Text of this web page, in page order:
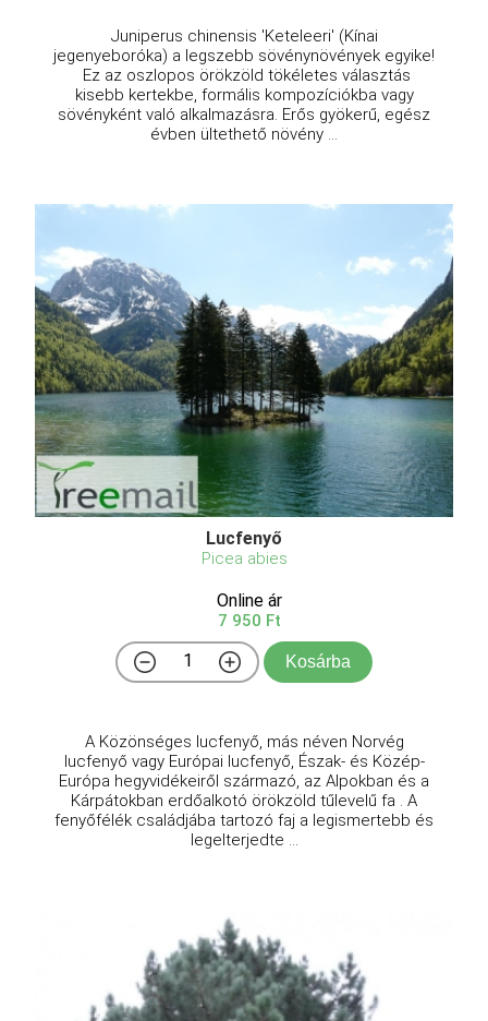
Juniperus chinensis 'Keteleeri' (Kínai
jegenyeboróka) a legszebb sövénynövények egyike!
Ez az oszlopos örökzöld tökéletes választás
kisebb kertekbe, formális kompozíciókba vagy
sövényként való alkalmazásra. Erős gyökerű, egész
évben ültethető növény ...
Lucfenyő
Picea abies
Online ár
7 950 Ft
Kosárba
A Közönséges lucfenyő, más néven Norvég
lucfenyő vagy Európai lucfenyő, Észak- és Közép-
Európa hegyvidékeiről származó, az Alpokban és a
Kárpátokban erdőalkotó örökzöld tűlevelű fa . A
fenyőfélék családjába tartozó faj a legismertebb és
legelterjedte ...